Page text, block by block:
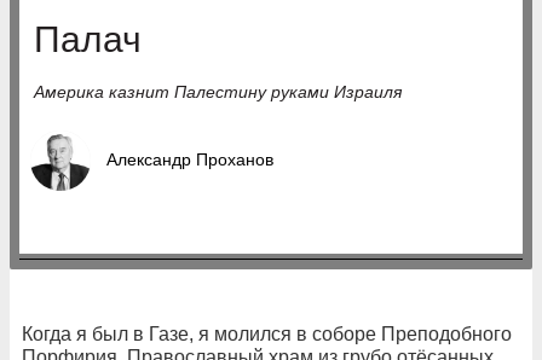
Палач
Америка казнит Палестину руками Израиля
Александр Проханов
Когда я был в Газе, я молился в соборе Преподобного